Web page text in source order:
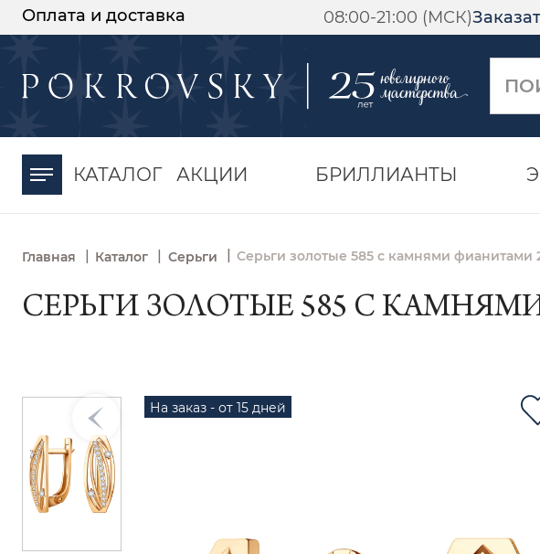
Оплата и доставка 08:00-21:00 (МСК)
КАТАЛОГ АКЦИИ БРИЛЛИАНТЫ
Главная | Каталог | Серьги Серьги золотые 585 с камнями фианитами
СЕРЬГИ ЗОЛОТЫЕ 585 С
На заказ - от 15 дней
-30%
момента оплаты